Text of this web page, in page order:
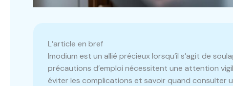
L’article en bref
Imodium est un allié précieux lorsqu’il s’agit de
précautions d’emploi nécessitent une attention
éviter les complications et savoir quand consulter